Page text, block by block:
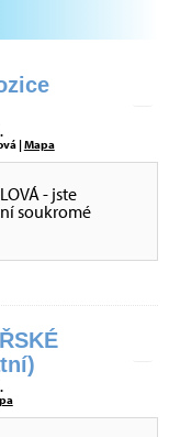
|Mapa
- jste
soukromé